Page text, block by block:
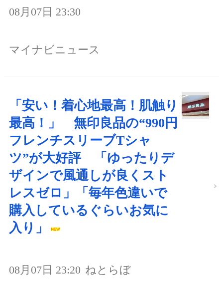
08月07日 23:30
マイナビニュース
「安い！着心地最高！肌触り
最高！」 無印良品の“990円
フレンチスリーブTシャ
ツ”が大好評 「ゆったりデ
ザインで風通しが良くスト
レスゼロ」「毎年色違いで
購入しているぐらいお気に
入り」
08月07日 23:20 ねとらぼ